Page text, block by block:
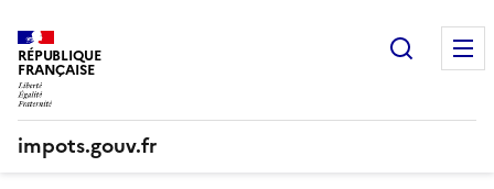
RÉPUBLIQUE
FRANÇAISE
impots.gouv.fr